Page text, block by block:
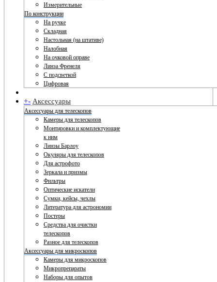
Измерительные
По конструкции
На ручке
Складная
Настольная (на штативе)
Налобная
На очковой оправе
Линза Френеля
С подсветкой
Цифровая
+- Аксессуары
Аксессуары для телескопов
Камеры для телескопов
Монтировки и комплектующие
к ним
Линзы Барлоу
Окуляры для телескопов
Для астрофото
Зеркала и призмы
Фильтры
Оптические искатели
Сумки, кейсы, чехлы
Литература для астрономии
Постеры
Средства для очистки
телескопов
Разное для телескопов
Аксессуары для микроскопов
Камеры для микроскопов
Микропрепараты
Наборы для опытов